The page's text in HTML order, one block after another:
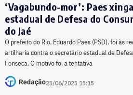
‘Vagabundo-mor’: Paes
estadual de Defesa do
do Jaé
O prefeito do Rio, Eduardo Paes (PSD), foi às
artilharia contra o secretário estadual de
Fonseca. O motivo foi a tentativa
Redação25/06/2025 15:15